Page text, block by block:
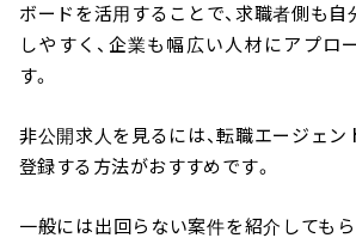
ボードを活用することで、求職者側も
しやすく、企業も幅広い人材にアプロ
す。
非公開求人を見るには、転職エージェ
登録する方法がおすすめです。
一般には出回らない案件を紹介しても